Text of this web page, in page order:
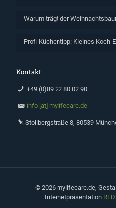
Warum trägt der
Profi-Küchentipp: Kleines Koch-
Kontakt
+49 (0)89 22 80 02 90
info [at] mylifecare.de
Stollbergstraße 8, 80539
© 2026 mylifecare.de,
Internetpräsentation